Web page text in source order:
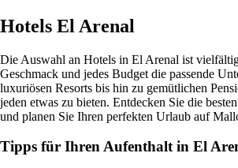
Hotels El Arenal
Die Auswahl an Hotels in El Arenal ist
Geschmack und jedes Budget die passende
luxuriösen Resorts bis hin zu gemütlichen
jeden etwas zu bieten. Entdecken Sie die
und planen Sie Ihren perfekten Urlaub auf
Tipps für Ihren Aufenthalt in El